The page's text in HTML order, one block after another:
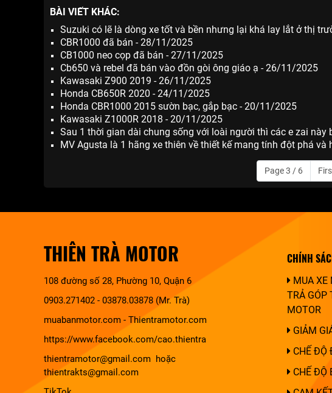
BÀI VIẾT KHÁC:
Suzuki có lẽ là dòng xe tốt và bền nhưng lại khá lay lắt ở thị
CBR1000 đã bán - 28/11/2025
CB1000 neo cọp đã bán - 27/11/2025
Cb650 và rebel đã bán vào đồn gòi ông giáo ạ - 26/11/2025
Kawasaki Z900 2019 - 26/11/2025
Honda CB650R 2020 - 24/11/2025
Honda CBR1000 2015 sườn bạc, gắp bạc - 20/11/2025
Kawasaki Z1000R 2018 - 20/11/2025
Sau 1 thời gian dài chung sống với loài người thì các e zai
MV Agusta là 1 hãng xe thiên về thiết kế mang tính đột phá
Page 3 / 6
THIÊN TRÀ MOTOR
108 đường số 28, Phường 10, Quận 6
0903.271402 - 03878.03878 (Mr. Trà)
muabanmotor.com - Thientramotor.com
https://www.facebook.com/cao.thientra
thientramotor@gmail.com hoặc
thientrakts@gmail.com
CHÍNH
MUA XE
TRẢ GÓP
MOTOR
GIẢM
CHẾ ĐỘ
CHẾ ĐỘ